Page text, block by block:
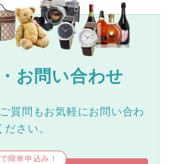
お問い合わせ
質問もお気軽にお問い合わ
ださい。
簡単申込み！